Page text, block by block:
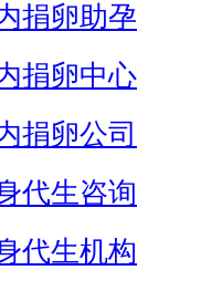
捐卵助孕
捐卵中心
捐卵公司
代生咨询
代生机构